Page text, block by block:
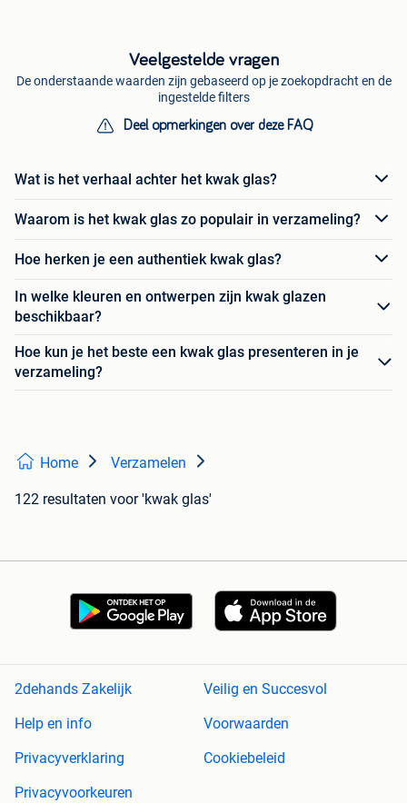
Veelgestelde vragen
De onderstaande waarden zijn gebaseerd op je zoekopdracht en de
ingestelde filters
Deel opmerkingen over deze FAQ
Wat is het verhaal achter het kwak glas?
Waarom is het kwak glas zo populair in verzameling?
Hoe herken je een authentiek kwak glas?
In welke kleuren en ontwerpen zijn kwak glazen
beschikbaar?
Hoe kun je het beste een kwak glas presenteren in je
verzameling?
Home Verzamelen
122 resultaten voor 'kwak glas'
2dehands Zakelijk
Veilig en Succesvol
Help en info
Voorwaarden
Privacyverklaring
Cookiebeleid
Privacyvoorkeuren